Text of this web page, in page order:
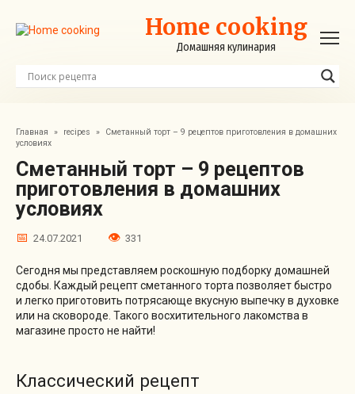
контенту
Home cooking
Домашняя кулинария
Главная » recipes »
Сметанный торт – 9 рецептов приготовления в домашних
условиях
Сметанный торт – 9 рецептов
приготовления в домашних
условиях
24.07.2021 331
Сегодня мы представляем роскошную подборку домашней
сдобы. Каждый рецепт сметанного торта позволяет быстро
и легко приготовить потрясающе вкусную выпечку в духовке
или на сковороде. Такого восхитительного лакомства в
магазине просто не найти!
Классический рецепт